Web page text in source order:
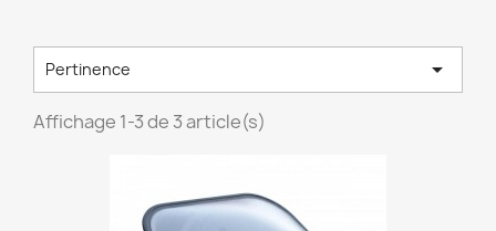
Pertinence 
Affichage 1-3 de 3 article(s)